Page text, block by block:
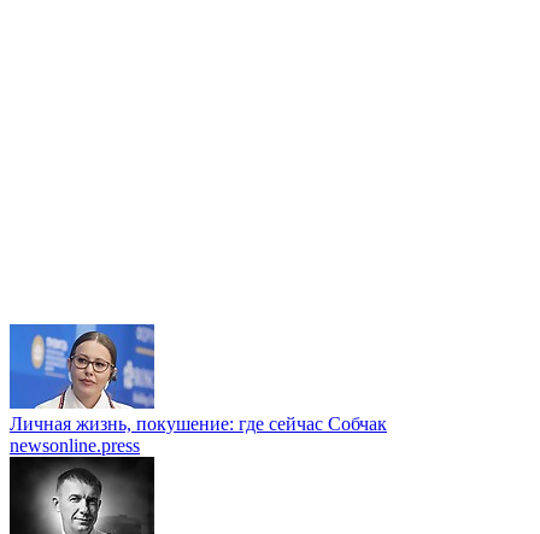
Личная жизнь, покушение: где сейчас Собчак
newsonline.press